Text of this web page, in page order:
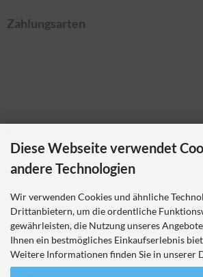
Zahlungsarten
Ladybikewear.de
Pellerweg 1
63486 Bruchköbel
Telefon 06181 7023214
nicole.theiss@ladybikewear.de
Diese Webseite verwendet
andere Technologien
Wir verwenden Cookies und ähnliche
Drittanbietern, um die ordentliche
gewährleisten, die Nutzung unseres
Ihnen ein bestmögliches Einkaufserlebnis
Weitere Informationen finden Sie in unserer